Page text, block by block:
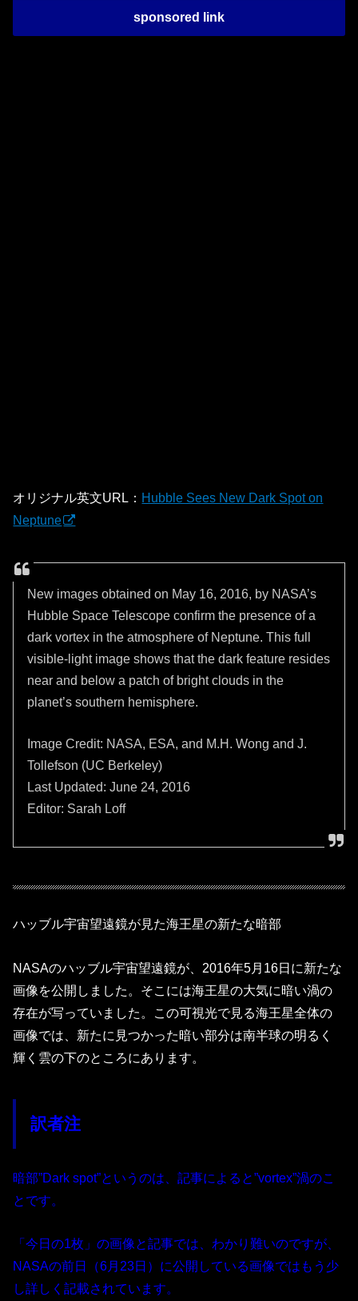
sponsored link
オリジナル英文URL： Hubble Sees New Dark Spot on
Neptune
New images obtained on May 16, 2016, by NASA’s
Hubble Space Telescope confirm the presence of a
dark vortex in the atmosphere of Neptune. This full
visible-light image shows that the dark feature resides
near and below a patch of bright clouds in the
planet’s southern hemisphere.
Image Credit: NASA, ESA, and M.H. Wong and J.
Tollefson (UC Berkeley)
Last Updated: June 24, 2016
Editor: Sarah Loff
ハッブル宇宙望遠鏡が見た海王星の新たな暗部
NASAのハッブル宇宙望遠鏡が、2016年5月16日に新たな
画像を公開しました。そこには海王星の大気に暗い渦の
存在が写っていました。この可視光で見る海王星全体の
画像では、新たに見つかった暗い部分は南半球の明るく
輝く雲の下のところにあります。
訳者注
暗部”Dark spot”というのは、記事によると”vortex”渦のこ
とです。
「今日の1枚」の画像と記事では、わかり難いのですが、
NASAの前日（6月23日）に公開している画像ではもう少
し詳しく記載されています。